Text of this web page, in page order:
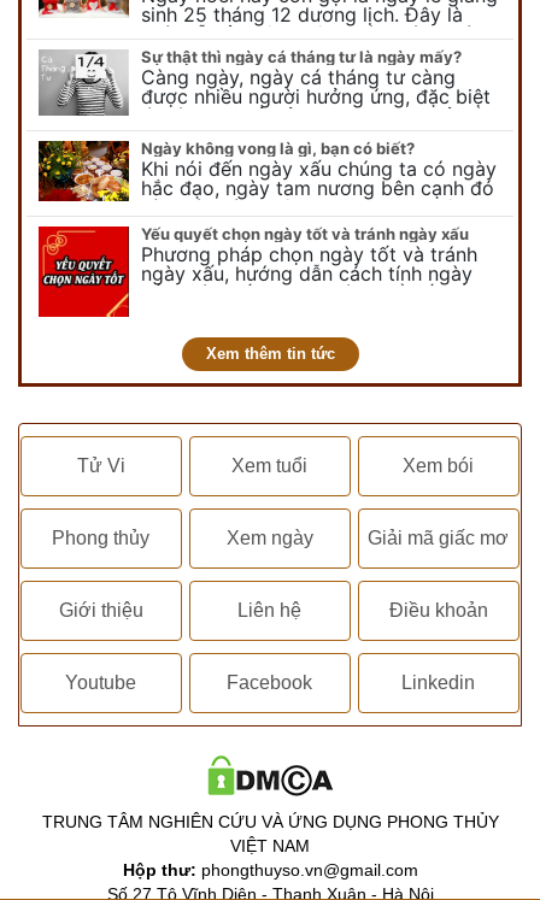
sinh 25 tháng 12 dương lịch. Đây là
ngày lễ của bên thiên chúa giáo, ngày
lễ thiên chúa giáng sinh,…
Sự thật thì ngày cá tháng tư là ngày mấy?
Càng ngày, ngày cá tháng tư càng
được nhiều người hưởng ứng, đặc biệt
là các bạn trẻ bởi họ sẽ nghĩ ra đủ trò
vui chơi, tinh nghịch, hài…
Ngày không vong là gì, bạn có biết?
Khi nói đến ngày xấu chúng ta có ngày
hắc đạo, ngày tam nương bên cạnh đó
còn có ngày không vong. Tuy nhiên khi
nói đến ngày không vong…
Yếu quyết chọn ngày tốt và tránh ngày xấu
Phương pháp chọn ngày tốt và tránh
ngày xấu, hướng dẫn cách tính ngày
tốt, ngày xấu trong tháng để tiến hành
Xem thêm tin tức
Tử Vi Xem tuổi Xem bói
Phong thủy Xem ngày Giải mã giấc mơ
Giới thiệu Liên hệ Điều khoản
Youtube Facebook Linkedin
TRUNG TÂM NGHIÊN CỨU VÀ ỨNG DỤNG PHONG THỦY
VIỆT NAM
Hộp thư: phongthuyso.vn@gmail.com
Số 27 Tô Vĩnh Diện - Thanh Xuân - Hà Nội